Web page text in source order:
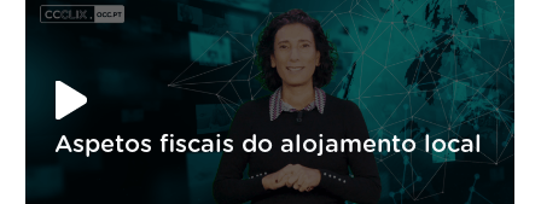
Aspetos fiscais do alojamento local